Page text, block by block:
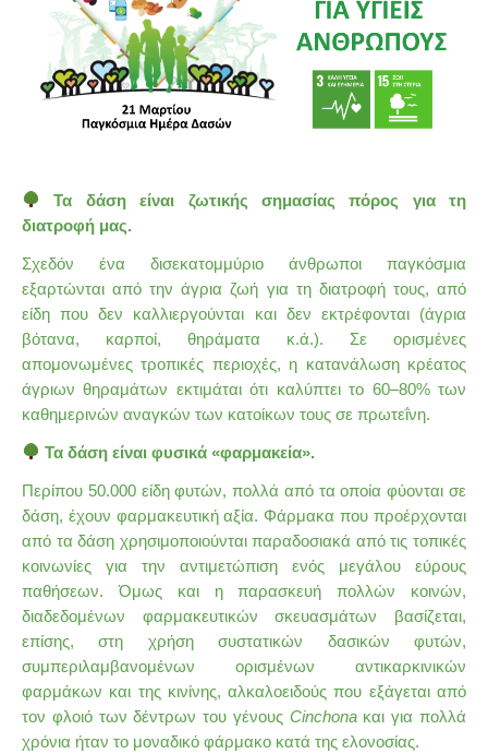
Τα δάση είναι ζωτικής σημασίας πόρος για τη
διατροφή μας.
Σχεδόν ένα δισεκατομμύριο άνθρωποι παγκόσμια
εξαρτώνται από την άγρια ζωή για τη διατροφή τους, από
είδη που δεν καλλιεργούνται και δεν εκτρέφονται (άγρια
βότανα, καρποί, θηράματα κ.ά.). Σε ορισμένες
απομονωμένες τροπικές περιοχές, η κατανάλωση κρέατος
άγριωνθηραμάτων εκτιμάται ότι καλύπτει το 60–80% των
καθημερινών αναγκών των κατοίκων τους σε πρωτεΐνη.
Τα δάση είναι φυσικά «φαρμακεία».
Περίπου 50.000 είδη φυτών, πολλά από τα οποία φύονται σε
δάση, έχουν φαρμακευτική αξία. Φάρμακα που προέρχονται
από τα δάση χρησιμοποιούνται παραδοσιακά από τις τοπικές
κοινωνίες για την αντιμετώπιση ενός μεγάλου εύρους
παθήσεων. Όμως και η παρασκευή πολλών κοινών,
διαδεδομένων φαρμακευτικών σκευασμάτων βασίζεται,
επίσης, στη χρήση συστατικών δασικών φυτών,
συμπεριλαμβανομένων ορισμένων αντικαρκινικών
φαρμάκων και της κινίνης, αλκαλοειδούς που εξάγεται από
τον φλοιό των δέντρων του γένους Cinchona και για πολλά
χρόνια ήταν το μοναδικό φάρμακο κατά της ελονοσίας.